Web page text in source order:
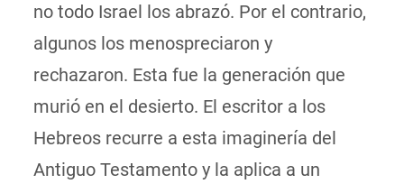
no todo Israel los abrazó. Por el contrario,
algunos los menospreciaron y
rechazaron. Esta fue la generación que
murió en el desierto. El escritor a los
Hebreos recurre a esta imaginería del
Antiguo Testamento y la aplica a un